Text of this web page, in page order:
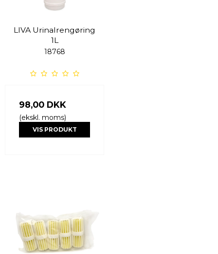
LIVA Urinalrengøring
1L
18768
98,00 DKK
(ekskl. moms)
VIS PRODUKT